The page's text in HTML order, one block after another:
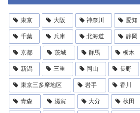
東京 大阪 神奈川 愛知
千葉 兵庫 北海道 静岡
京都 茨城 群馬 栃木
新潟 三重 岡山 長野
東京三多摩地区 岩手 香川
青森 滋賀 大分 秋田